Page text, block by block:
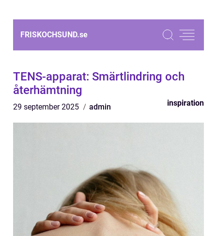
FRISKOCHSUND.se
TENS-apparat: Smärtlindring och
återhämtning
29 september 2025 admin inspiration